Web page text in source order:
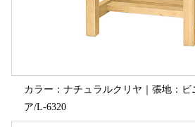
カラー：ナチュラルクリヤ｜張地：ビ
ア/L-6320